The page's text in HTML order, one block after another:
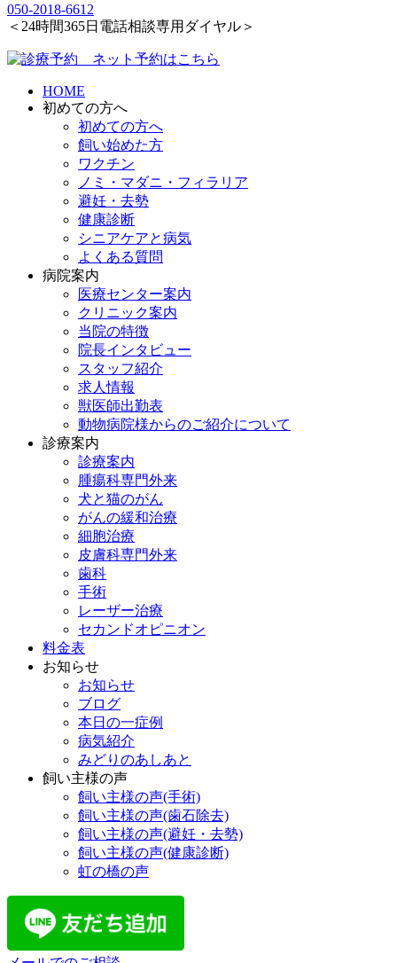
050-2018-6612
＜24時間365日電話相談専用ダイヤル＞
HOME
初めての方へ
初めての方へ
飼い始めた方
ワクチン
ノミ・マダニ・フィラリア
避妊・去勢
健康診断
シニアケアと病気
よくある質問
病院案内
医療センター案内
クリニック案内
当院の特徴
院長インタビュー
スタッフ紹介
求人情報
獣医師出勤表
動物病院様からのご紹介について
診療案内
診療案内
腫瘍科専門外来
犬と猫のがん
がんの緩和治療
細胞治療
皮膚科専門外来
歯科
手術
レーザー治療
セカンドオピニオン
料金表
お知らせ
お知らせ
ブログ
本日の一症例
病気紹介
みどりのあしあと
飼い主様の声
飼い主様の声(手術)
飼い主様の声(歯石除去)
飼い主様の声(避妊・去勢)
飼い主様の声(健康診断)
虹の橋の声